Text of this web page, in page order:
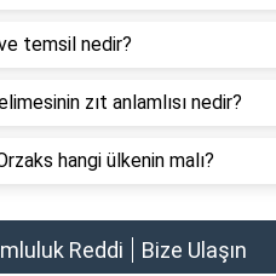
temsil nedir?
zıt anlamlısı nedir?
hangi ülkenin malı?
Reddi Bize Ulaşın